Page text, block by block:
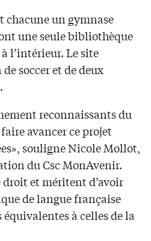
chacune un gymnase
une seule bibliothèque
l’intérieur. Le site
soccer et de deux
reconnaissants du
avancer ce projet
souligne Nicole Mollot,
du Csc MonAvenir.
droit et méritent d’avoir
de langue française
à celles de la